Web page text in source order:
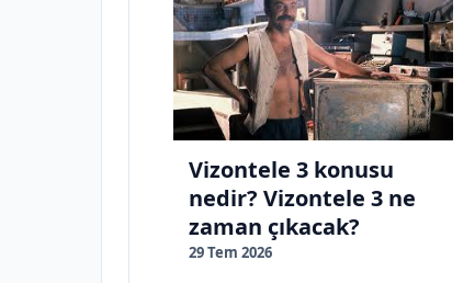
Vizontele 3 konusu
nedir? Vizontele 3 ne
zaman çıkacak?
29 Tem 2026